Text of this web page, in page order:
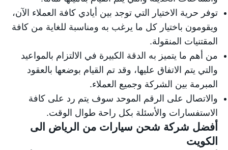
توفر حرية الاختيار التي توجد بين أيادي كافة العملاء الآن،
ويقومون باختيار كل ما يرغب به ومناسبة للغاية من كافة
المقتنيات المنقولة.
من أهم ما يتميز به الدقة الكبيرة في الالتزام بالمواعيد
والتي يتم الاتفاق عليها، وقد تم القيام بوضعها بالعقود
المبرمة بين الشركة وجميع العملاء.
والاتصال على الرقم الموحد سوف يتم رد على كافة
الاستفسارات والأسئلة بكل راحة طوال الوقت.
أفضل شركة شحن سيارات من الرياض الى
الكويت